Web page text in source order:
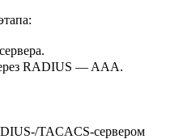
RADIUS — AAA.
TACACS-сервером